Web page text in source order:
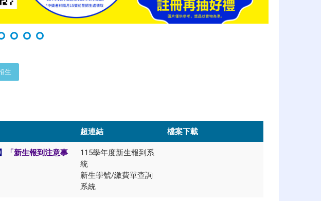
生
超連結 檔案下載
「新生報到注意事
115學年度新生報到系
統
新生學號/繳費單查詢
系統